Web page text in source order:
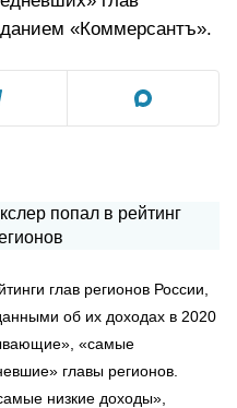
«Коммерсантъ».
глав регионов России,
об их доходах в 2020
«самые
главы регионов.
низкие доходы»,